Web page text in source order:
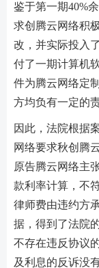
鉴于第一期40%
求创腾云网络积
改，并实际投入
付了一期计算机
件为腾云网络定
方均负有一定的
因此，法院根据
网络要求秋创腾
原告腾云网络主
款利率计算，不
律师费由违约方
据，得到了法院
不存在违反协议
及利息的反诉没